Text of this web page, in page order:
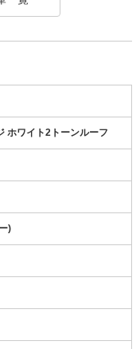
ホワイト2トーンルーフ
)